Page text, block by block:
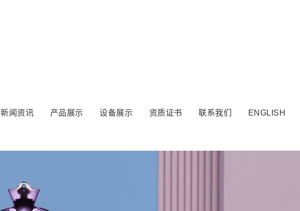
新闻资讯 产品展示 设备展示 资质证书 联系我们 ENGLISH